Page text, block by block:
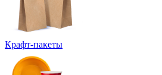
Крафт-пакеты